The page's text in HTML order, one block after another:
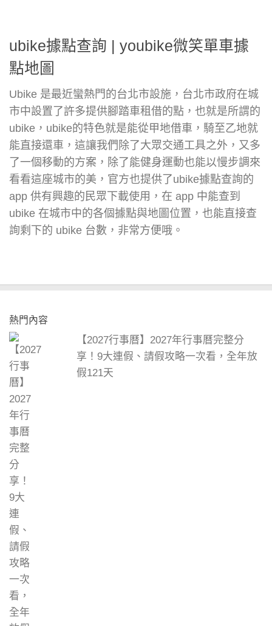
ubike據點查詢 | youbike微笑單車據
點地圖
Ubike 是最近蠻熱門的台北市設施，台北市政府在城
市中設置了許多提供腳踏車租借的點，也就是所謂的
ubike，ubike的特色就是能從甲地借車，騎至乙地就
能直接還車，這讓我們除了大眾交通工具之外，又多
了一個移動的方案，除了能健身運動也能以慢步調來
看看這座城市的美，官方也提供了ubike據點查詢的
app 供有興趣的民眾下載使用，在 app 中能查到
ubike 在城市中的各個據點與地圖位置，也能直接查
詢剩下的 ubike 台數，非常方便哦。
熱門內容
【2027行事曆】2027年行事曆完整分
享！9大連假、請假攻略一次看，全年放
假121天